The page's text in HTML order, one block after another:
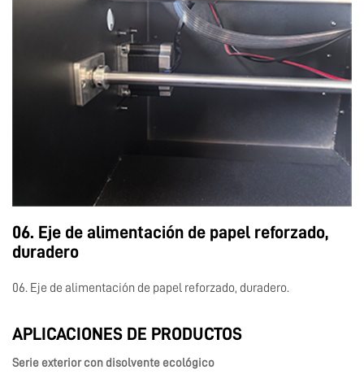
06. Eje de alimentación de papel reforzado,
duradero
06. Eje de alimentación de papel reforzado, duradero.
APLICACIONES DE PRODUCTOS
Serie exterior con disolvente ecológico